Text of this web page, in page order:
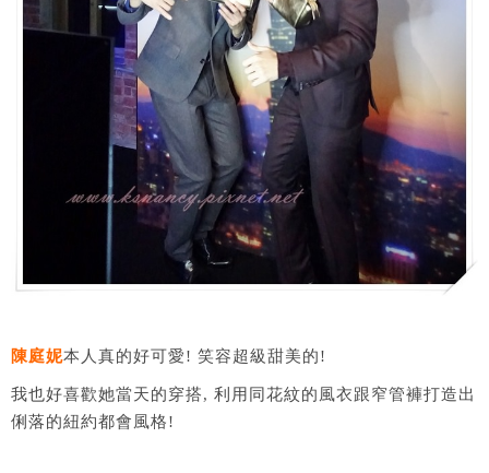
陳庭妮本人真的好可愛! 笑容超級甜美的!
我也好喜歡她當天的穿搭, 利用同花紋的風衣跟窄管褲打造出
俐落的紐約都會風格!